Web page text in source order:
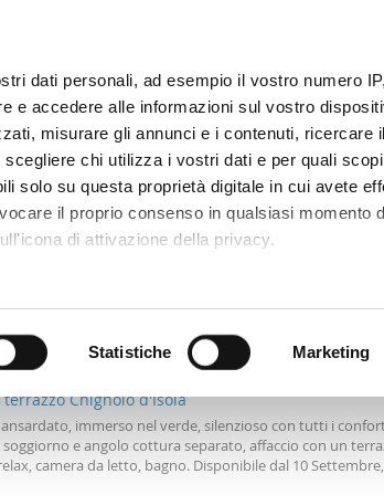
dati personali, ad esempio il vostro numero
e accedere alle informazioni sul vostro
misurare gli annunci e i contenuti, ricercare
chi utilizza i vostri dati e per quali
solo su questa proprietà digitale in cui avete
il proprio consenso in qualsiasi momento
di attivazione della privacy.
attivamente alla ricerca di caratteristiche
dati personali e imposta le tue preferenze nella
in qualsiasi momento dalla
ed annunci, per fornire funzionalità dei
Statistiche Marketing
Superficie Locali Più filtri - 2
Bergamo
Ordine Mioaffitto
1 Bagno
Chignolo d'Isola
immerso nel verde, silenzioso con tutti i
e angolo cottura separato, affaccio con un
camera da letto, bagno. Disponibile dal 10 Settembre,